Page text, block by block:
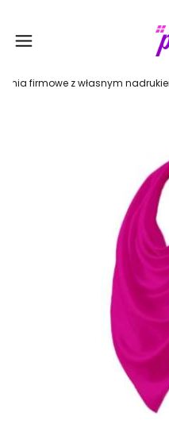
firmowe z własnym